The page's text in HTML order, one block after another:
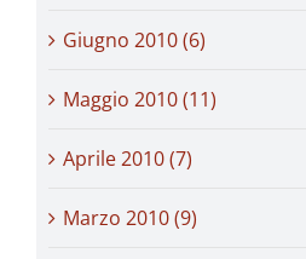
Giugno 2010 (6)
Maggio 2010 (11)
Aprile 2010 (7)
Marzo 2010 (9)